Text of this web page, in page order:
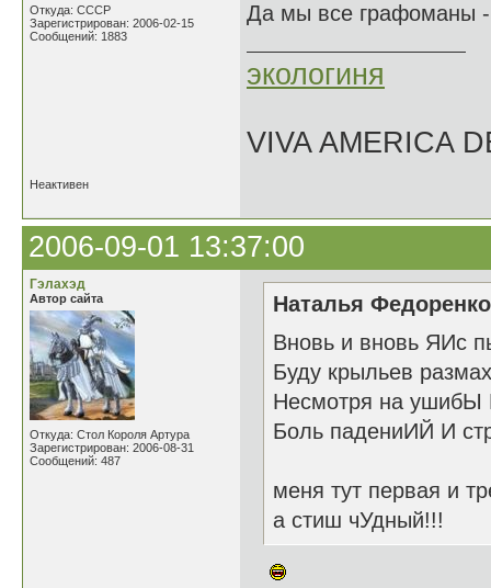
Откуда: СССР
Зарегистрирован: 2006-02-15
Сообщений: 1883
Да мы все графоманы
экологиня
VIVA AMERICA
Неактивен
2006-09-01 13:37:00
Гэлахэд
Автор сайта
Откуда: Стол Короля Артура
Зарегистрирован: 2006-08-31
Сообщений: 487
Наталья
Вновь и вновь ЯИс
Буду крыльев
Несмотря на ушибЫ
Боль падениИЙ И
меня тут первая и
а стиш чУдный!!!